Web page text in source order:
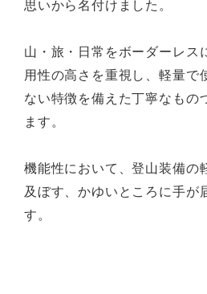
思いから名付けました。
山・旅・日常をボーダーレス
用性の高さを重視し、軽量で
ない特徴を備えた丁寧なもの
ます。
機能性において、登山装備の
及ぼす、かゆいところに手が
す。